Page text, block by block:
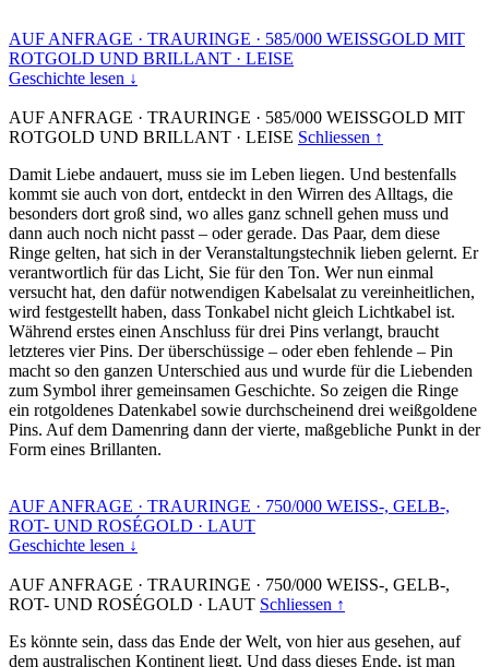
AUF ANFRAGE · TRAURINGE · 585/000 WEISSGOLD MIT
ROTGOLD UND BRILLANT · LEISE
Geschichte lesen ↓
AUF ANFRAGE · TRAURINGE · 585/000 WEISSGOLD MIT
ROTGOLD UND BRILLANT · LEISE Schliessen ↑
Damit Liebe andauert, muss sie im Leben liegen. Und bestenfalls
kommt sie auch von dort, entdeckt in den Wirren des Alltags, die
besonders dort groß sind, wo alles ganz schnell gehen muss und
dann auch noch nicht passt – oder gerade. Das Paar, dem diese
Ringe gelten, hat sich in der Veranstaltungstechnik lieben gelernt. Er
verantwortlich für das Licht, Sie für den Ton. Wer nun einmal
versucht hat, den dafür notwendigen Kabelsalat zu vereinheitlichen,
wird festgestellt haben, dass Tonkabel nicht gleich Lichtkabel ist.
Während erstes einen Anschluss für drei Pins verlangt, braucht
letzteres vier Pins. Der überschüssige – oder eben fehlende – Pin
macht so den ganzen Unterschied aus und wurde für die Liebenden
zum Symbol ihrer gemeinsamen Geschichte. So zeigen die Ringe
ein rotgoldenes Datenkabel sowie durchscheinend drei weißgoldene
Pins. Auf dem Damenring dann der vierte, maßgebliche Punkt in der
Form eines Brillanten.
AUF ANFRAGE · TRAURINGE · 750/000 WEISS-, GELB-,
ROT- UND ROSÉGOLD · LAUT
Geschichte lesen ↓
AUF ANFRAGE · TRAURINGE · 750/000 WEISS-, GELB-,
ROT- UND ROSÉGOLD · LAUT Schliessen ↑
Es könnte sein, dass das Ende der Welt, von hier aus gesehen, auf
dem australischen Kontinent liegt. Und dass dieses Ende, ist man